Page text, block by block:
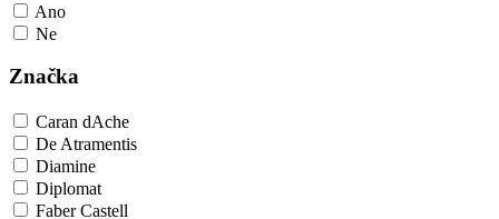
Ano
Ne
Značka
Caran dAche
De Atramentis
Diamine
Diplomat
Faber Castell